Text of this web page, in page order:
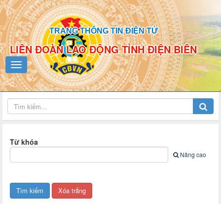
TRANG THÔNG TIN ĐIỆN TỬ
LIÊN ĐOÀN LAO ĐỘNG TỈNH ĐIỆN BIÊN
Từ khóa
Nâng cao